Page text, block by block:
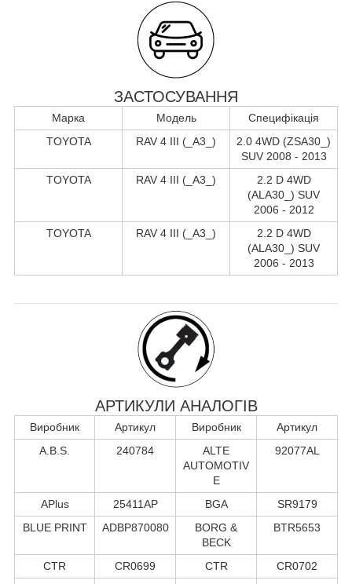
ЗАСТОСУВАННЯ
Марка Модель
Специфікація
TOYOTA
RAV 4 III (_A3_)
2.0 4WD (ZSA30_)
SUV 2008 - 2013
TOYOTA
RAV 4 III (_A3_)
2.2 D 4WD
(ALA30_) SUV
2006 - 2012
TOYOTA
RAV 4 III (_A3_)
2.2 D 4WD
(ALA30_) SUV
2006 - 2013
АРТИКУЛИ АНАЛОГІВ
Виробник Артикул Виробник
Артикул
A.B.S.
240784
ALTE
AUTOMOTIV
E
92077AL
APlus 25411AP BGA
SR9179
BLUE PRINT
ADBP870080
BORG &
BECK
BTR5653
CTR CR0699 CTR
CR0702